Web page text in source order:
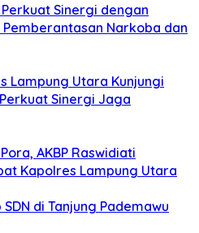
Sinergi dengan
Narkoba dan
Lampung Utara Kunjungi
Sinergi Jaga
AKBP Raswidiati
Kapolres Lampung Utara
di Tanjung Pademawu